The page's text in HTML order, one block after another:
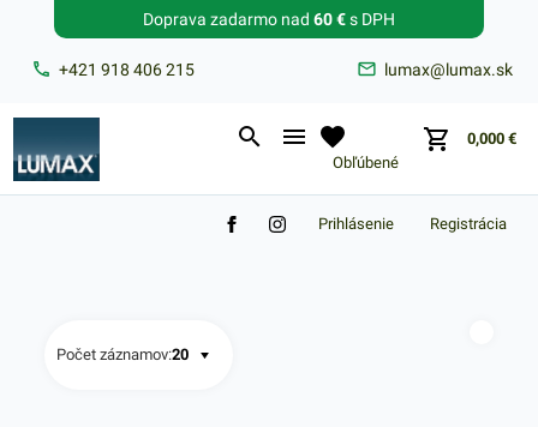
+421 918 406 215 lumax@lumax.sk
Doprava zadarmo nad 60 €s DPH
Obľúbené
0,000 €
Zabudnuté heslo?
Registrácia
Prihlásenie
Počet záznamov: